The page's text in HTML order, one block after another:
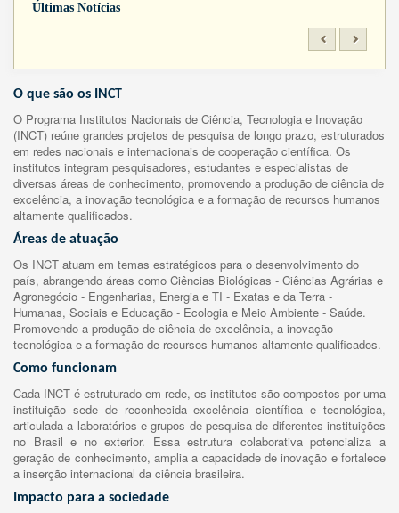
Últimas Notícias
O que são os INCT
O Programa Institutos Nacionais de Ciência, Tecnologia e Inovação
(INCT) reúne grandes projetos de pesquisa de longo prazo, estruturados
em redes nacionais e internacionais de cooperação científica. Os
institutos integram pesquisadores, estudantes e especialistas de
diversas áreas de conhecimento, promovendo a produção de ciência de
excelência, a inovação tecnológica e a formação de recursos humanos
altamente qualificados.
Áreas de atuação
Os INCT atuam em temas estratégicos para o desenvolvimento do
país, abrangendo áreas como Ciências Biológicas - Ciências Agrárias e
Agronegócio - Engenharias, Energia e TI - Exatas e da Terra -
Humanas, Sociais e Educação - Ecologia e Meio Ambiente - Saúde.
Promovendo a produção de ciência de excelência, a inovação
tecnológica e a formação de recursos humanos altamente qualificados.
Como funcionam
Cada INCT é estruturado em rede, os institutos são compostos por uma
instituição sede de reconhecida excelência científica e tecnológica,
articulada a laboratórios e grupos de pesquisa de diferentes instituições
no Brasil e no exterior. Essa estrutura colaborativa potencializa a
geração de conhecimento, amplia a capacidade de inovação e fortalece
a inserção internacional da ciência brasileira.
Impacto para a sociedade